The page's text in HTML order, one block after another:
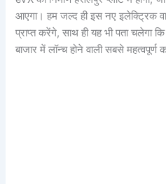
आएगा। हम जल्द ही इस नए इलेक्ट्रिक
प्राप्त करेंगे, साथ ही यह भी पता चलेगा
बाजार में लॉन्च होने वाली सबसे